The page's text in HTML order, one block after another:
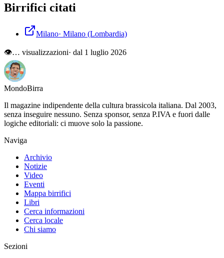
Birrifici citati
Milano· Milano (Lombardia)
👁… visualizzazioni· dal 1 luglio 2026
MondoBirra
Il magazine indipendente della cultura brassicola italiana. Dal 2003,
senza inseguire nessuno. Senza sponsor, senza P.IVA e fuori dalle
logiche editoriali: ci muove solo la passione.
Naviga
Archivio
Notizie
Video
Eventi
Mappa birrifici
Libri
Cerca informazioni
Cerca locale
Chi siamo
Sezioni